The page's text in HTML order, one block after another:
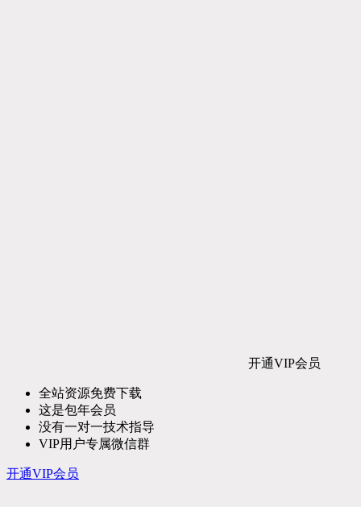
开通VIP会员
全站资源免费下载
这是包年会员
没有一对一技术指导
VIP用户专属微信群
开通VIP会员